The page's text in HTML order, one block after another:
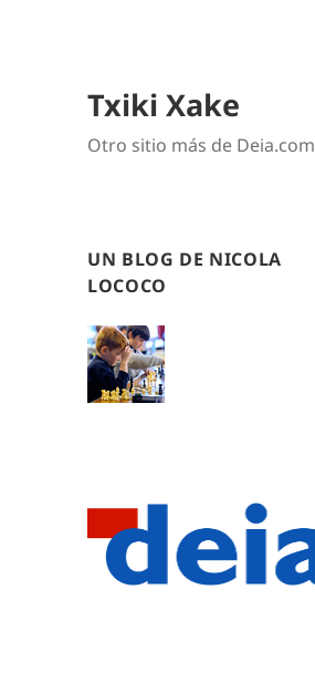
Txiki Xake
Otro sitio más de Deia.com
UN BLOG DE NICOLA
LOCOCO